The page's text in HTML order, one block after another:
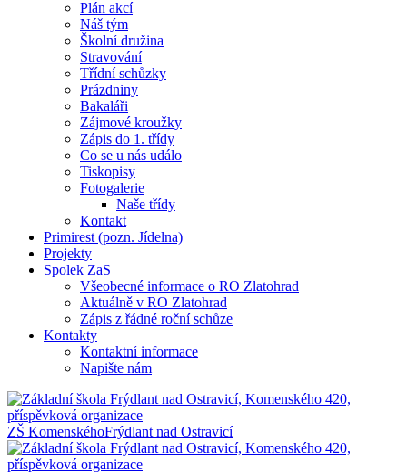
Plán akcí
Náš tým
Školní družina
Stravování
Třídní schůzky
Prázdniny
Bakaláři
Zájmové kroužky
Zápis do 1. třídy
Co se u nás událo
Tiskopisy
Fotogalerie
Naše třídy
Kontakt
Primirest (pozn. Jídelna)
Projekty
Spolek ZaS
Všeobecné informace o RO Zlatohrad
Aktuálně v RO Zlatohrad
Zápis z řádné roční schůze
Kontakty
Kontaktní informace
Napište nám
ZŠ KomenskéhoFrýdlant nad Ostravicí